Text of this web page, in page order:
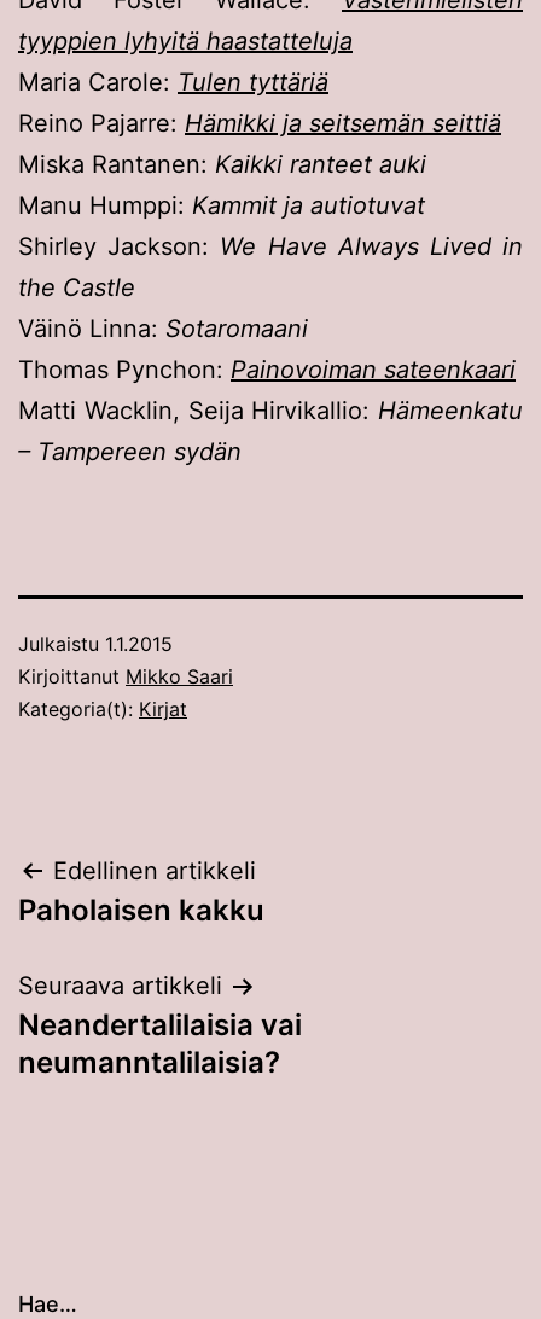
tyyppien lyhyitä haastatteluja
Maria Carole: Tulen tyttäriä
Reino Pajarre: Hämikki ja seitsemän seittiä
Miska Rantanen: Kaikki ranteet auki
Manu Humppi: Kammit ja autiotuvat
Shirley Jackson: We Have Always Lived in
the Castle
Väinö Linna: Sotaromaani
Thomas Pynchon: Painovoiman sateenkaari
Matti Wacklin, Seija Hirvikallio: Hämeenkatu
– Tampereen sydän
Julkaistu 1.1.2015
Kirjoittanut Mikko Saari
Kategoria(t): Kirjat
Artikkelien
selaus
Edellinen artikkeli
Paholaisen kakku
Seuraava artikkeli
Neandertalilaisia vai
neumanntalilaisia?
Hae…
Kun tuloksia tulee, voit selata niitä